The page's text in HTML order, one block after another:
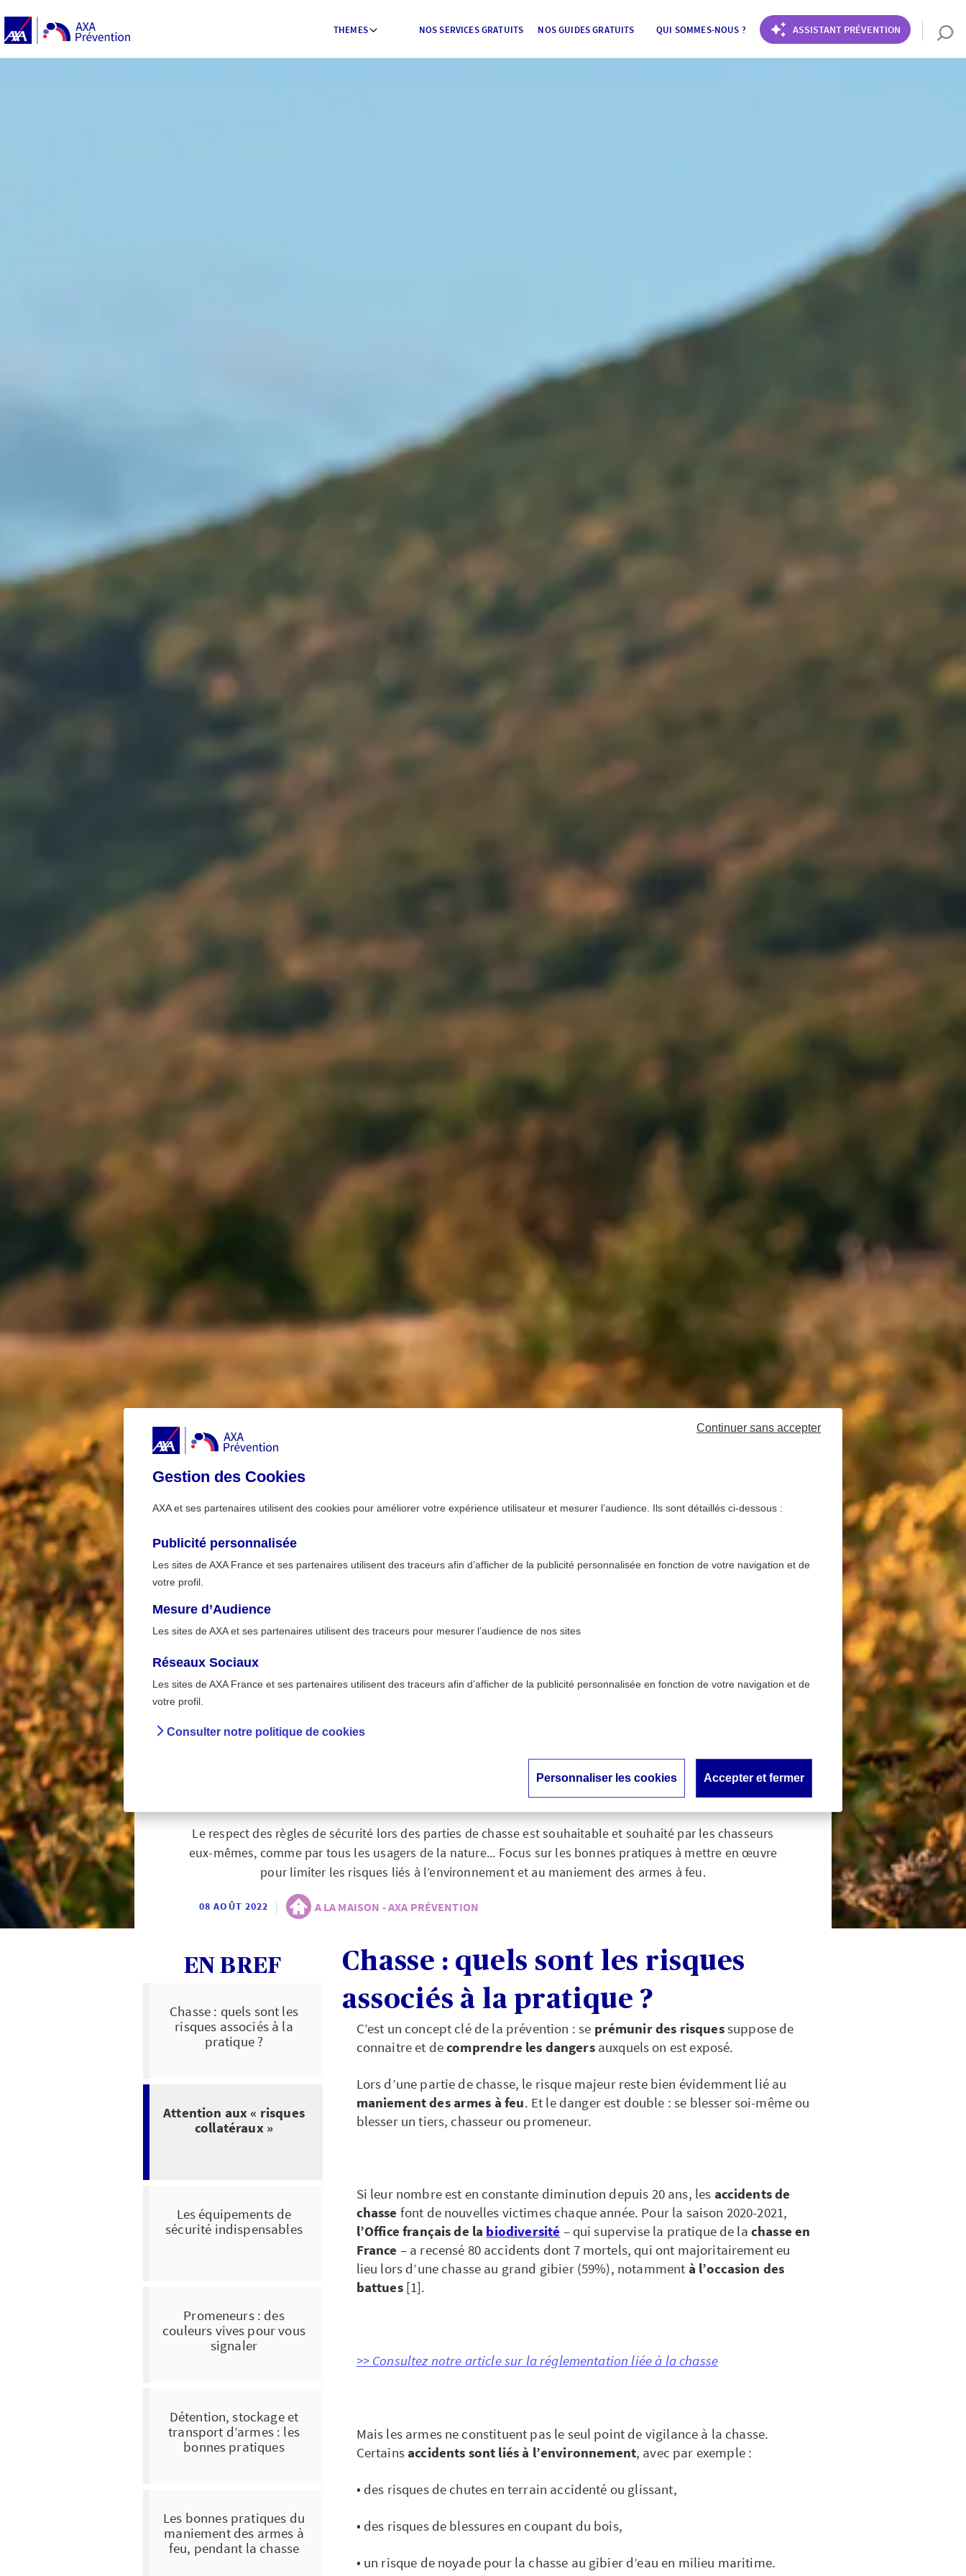
THEMES NOS SERVICES GRATUITS NOS GUIDES GRATUITS QUI SOMMES-NOUS ? ASSISTANT PRÉVENTION
Accueil
Sécurité à la chasse : comment
prévenir les risques ?
Le respect des règles de sécurité lors des parties de chasse est souhaitable et souhaité par les chasseurs
eux-mêmes, comme par tous les usagers de la nature... Focus sur les bonnes pratiques à mettre en œuvre
pour limiter les risques liés à l’environnement et au maniement des armes à feu.
08 AOÛT 2022 | A LA MAISON - AXA PRÉVENTION
EN BREF
Chasse : quels sont les
risques associés à la
pratique ?
Attention aux « risques
collatéraux »
Les équipements de
sécurité indispensables
Promeneurs : des
couleurs vives pour vous
signaler
Détention, stockage et
transport d’armes : les
bonnes pratiques
Les bonnes pratiques du
maniement des armes à
feu, pendant la chasse
Chasse : quels sont les risques
associés à la pratique ?
C’est un concept clé de la prévention : se prémunir des risquessuppose de
connaitre et decomprendre les dangersauxquels on est exposé.
Lors d’une partie de chasse, le risque majeur reste bien évidemment lié au
maniement des armes à feu. Et le danger est double : se blesser soi-même ou
blesser un tiers, chasseur ou promeneur.
Si leur nombre est en constante diminution depuis 20 ans, les accidents de
chasse font de nouvelles victimes chaque année. Pour la saison 2020-2021,
l’Office français de la biodiversité – qui supervise la pratique de la chasse en
France – a recensé 80 accidents dont 7 mortels, qui ont majoritairement eu
lieu lors d’une chasse au grand gibier (59%), notamment à l’occasion des
battues[1].
>> Consultez notre article sur la réglementation liée à la chasse
Mais les armes ne constituent pas le seul point de vigilance à la chasse.
Certains accidents sont liés à l’environnement, avec par exemple :
• des risques de chutes en terrain accidenté ou glissant,
• des risques de blessures en coupant du bois,
• un risque de noyade pour la chasse au gibier d’eau en milieu maritime.
Gestion des Cookies
AXA et ses partenaires utilisent des cookies pour améliorer votre expérience utilisateur et mesurer l’audience. Ils sont détaillés ci-dessous :
Publicité personnalisée
Les sites de AXA France et ses partenaires utilisent des traceurs afin d’afficher de la publicité personnalisée en fonction de votre navigation et de
votre profil.
Mesure d’Audience
Les sites de AXA et ses partenaires utilisent des traceurs pour mesurer l’audience de nos sites
Réseaux Sociaux
Les sites de AXA France et ses partenaires utilisent des traceurs afin d’afficher de la publicité personnalisée en fonction de votre navigation et de
votre profil.
Consulter notre politique de cookies
Continuer sans accepter
Personnaliser les cookies Accepter et fermer